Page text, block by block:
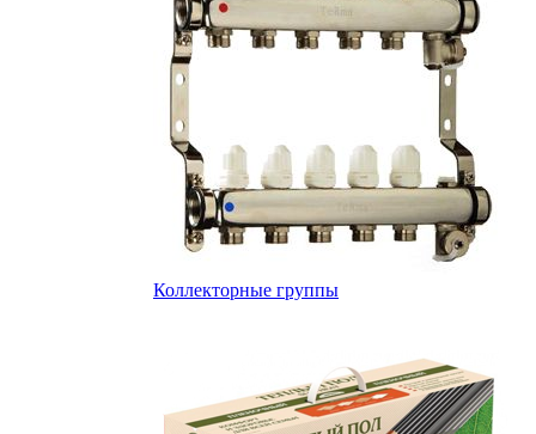
Коллекторные группы